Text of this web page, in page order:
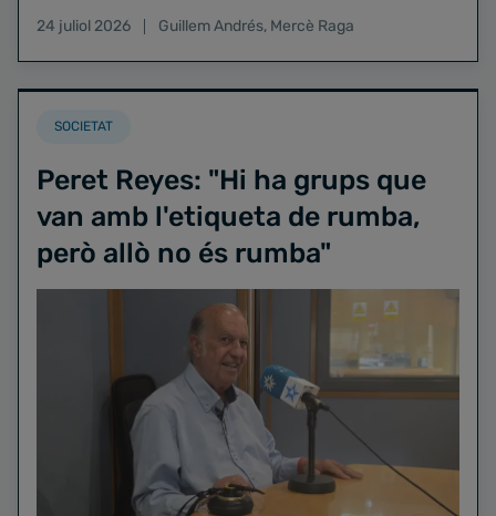
24 juliol 2026
Guillem Andrés, Mercè Raga
SOCIETAT
Peret Reyes: "Hi ha grups que
van amb l'etiqueta de rumba,
però allò no és rumba"